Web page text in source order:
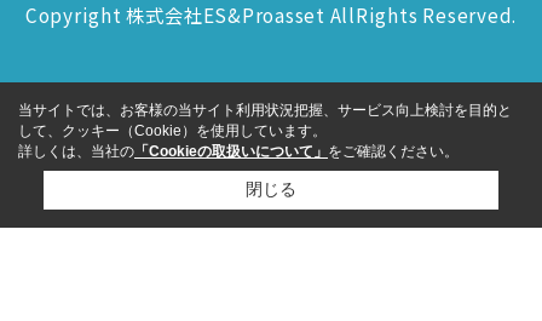
Copyright 株式会社ES&Proasset AllRights Reserved.
当サイトでは、お客様の当サイト利用状況把握、サービス向上検討を目的と
して、クッキー（Cookie）を使用しています。
詳しくは、当社の 「Cookieの取扱いについて」 をご確認ください。
閉じる